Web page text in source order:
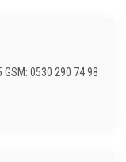
GSM: 0530 290 74 98